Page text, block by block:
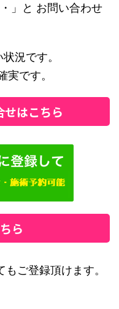
」と お問い合わせ
況です。
実です。
せはこちら
ら
ご登録頂けます。